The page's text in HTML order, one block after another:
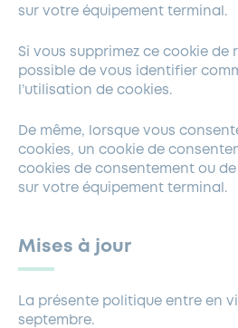
sur votre équipement terminal.
Si vous supprimez ce cookie de
possible de vous identifier
l’utilisation de cookies.
De même, lorsque vous
cookies, un cookie de
cookies de consentement ou
sur votre équipement terminal.
Mises à jour
La présente politique entre en
septembre.